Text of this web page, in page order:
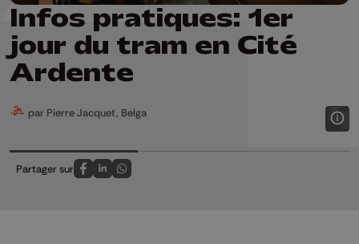
Infos pratiques: 1er
jour du tram en Cité
Ardente
par Pierre Jacquet, Belga
Partager sur
Partagez sur FaceBook
Partagez sur LinkedIn
Partagez sur Whatsapp